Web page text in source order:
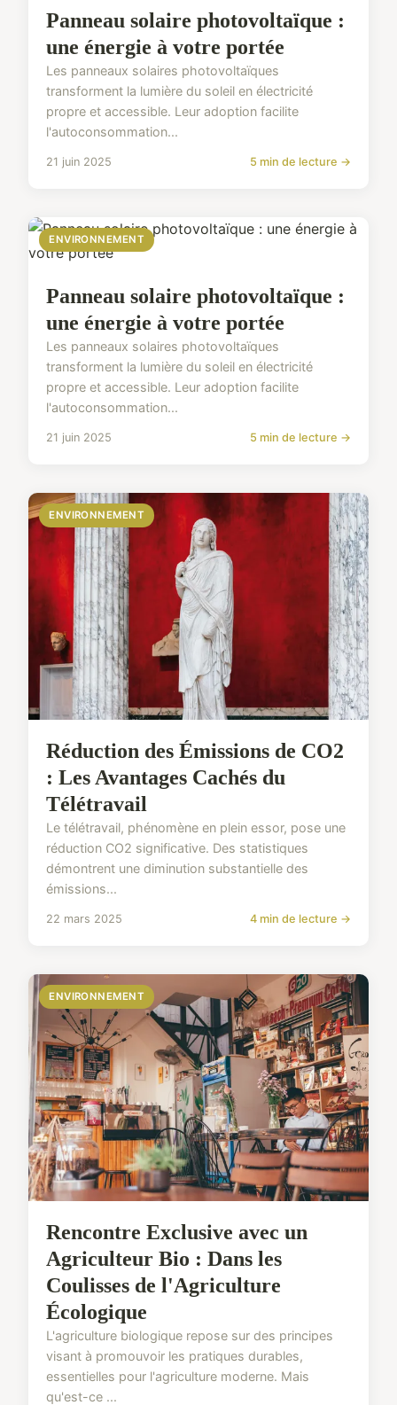
Panneau solaire photovoltaïque :
une énergie à votre portée
Les panneaux solaires photovoltaïques
transforment la lumière du soleil en électricité
propre et accessible. Leur adoption facilite
l'autoconsommation...
21 juin 2025 5 min de lecture →
ENVIRONNEMENT
Panneau solaire photovoltaïque :
une énergie à votre portée
Les panneaux solaires photovoltaïques
transforment la lumière du soleil en électricité
propre et accessible. Leur adoption facilite
l'autoconsommation...
21 juin 2025 5 min de lecture →
ENVIRONNEMENT
Réduction des Émissions de CO2
: Les Avantages Cachés du
Télétravail
Le télétravail, phénomène en plein essor, pose une
réduction CO2 significative. Des statistiques
démontrent une diminution substantielle des
émissions...
22 mars 2025 4 min de lecture →
ENVIRONNEMENT
Rencontre Exclusive avec un
Agriculteur Bio : Dans les
Coulisses de l'Agriculture
Écologique
L'agriculture biologique repose sur des principes
visant à promouvoir les pratiques durables,
essentielles pour l'agriculture moderne. Mais
qu'est-ce ...